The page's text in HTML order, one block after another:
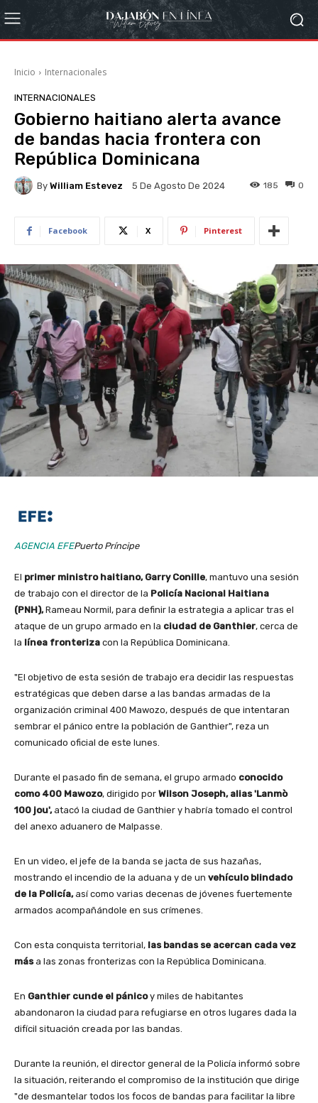
Inicio Internacionales
INTERNACIONALES
Gobierno haitiano alerta avance
de bandas hacia frontera con
República Dominicana
By William Estevez 5 De Agosto De 2024 0
185
Facebook X Pinterest
AGENCIA EFEPuerto Príncipe
El primer ministro haitiano, Garry Conille, mantuvo una sesión
de trabajo con el director de la Policía Nacional Haitiana
(PNH),Rameau Normil, para definir la estrategia a aplicar tras el
ataque de un grupo armado en la ciudad de Ganthier, cerca de
la línea fronteriza con la República Dominicana.
"El objetivo de esta sesión de trabajo era decidir las respuestas
estratégicas que deben darse a las bandas armadas de la
organización criminal 400 Mawozo, después de que intentaran
sembrar el pánico entre la población de Ganthier", reza un
comunicado oficial de este lunes.
Durante el pasado fin de semana, el grupo armado conocido
como 400 Mawozo, dirigido por Wilson Joseph, alias 'Lanmò
100 jou',atacó la ciudad de Ganthier y habría tomado el control
del anexo aduanero de Malpasse.
En un video, el jefe de la banda se jacta de sus hazañas,
mostrando el incendio de la aduana y de un vehículo blindado
de la Policía,así como varias decenas de jóvenes fuertemente
armados acompañándole en sus crímenes.
Con esta conquista territorial, las bandas se acercan cada vez
mása las zonas fronterizas con la República Dominicana.
En Ganthier cunde el pánicoy miles de habitantes
abandonaron la ciudad para refugiarse en otros lugares dada la
difícil situación creada por las bandas.
Durante la reunión, el director general de la Policía informó sobre
la situación, reiterando el compromiso de la institución que dirige
"de desmantelar todos los focos de bandas para facilitar la libre